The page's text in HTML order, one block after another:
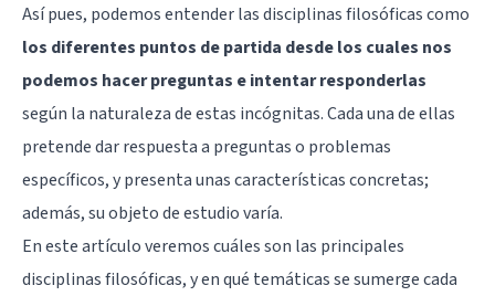
Así pues, podemos entender las disciplinas filosóficas como
los diferentes puntos de partida desde los cuales nos
podemos hacer preguntas e intentar responderlas
según la naturaleza de estas incógnitas. Cada una de ellas
pretende dar respuesta a preguntas o problemas
específicos, y presenta unas características concretas;
además, su objeto de estudio varía.
En este artículo veremos cuáles son las principales
disciplinas filosóficas, y en qué temáticas se sumerge cada